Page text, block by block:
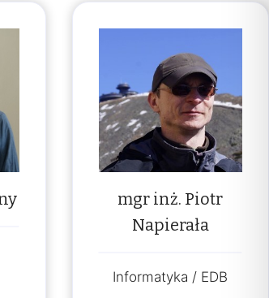
mgr inż. Piotr
Napierała
Informatyka / EDB